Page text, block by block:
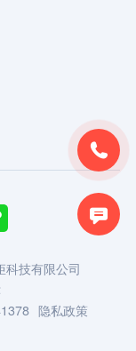


技有限公司
隐私政策